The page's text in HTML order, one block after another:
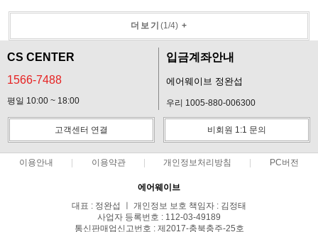
더보기 (1/4)+
CS CENTER
1566-7488
평일 10:00 ~ 18:00
입금계좌안내
에어웨이브 정완섭
우리 1005-880-006300
고객센터 연결 비회원 1:1 문의
이용안내 이용약관 개인정보처리방침 PC버전
에어웨이브
대표 : 정완섭 ㅣ 개인정보 보호 책임자 : 김정태
사업자 등록번호 : 112-03-49189
통신판매업신고번호 : 제2017-충북충주-25호